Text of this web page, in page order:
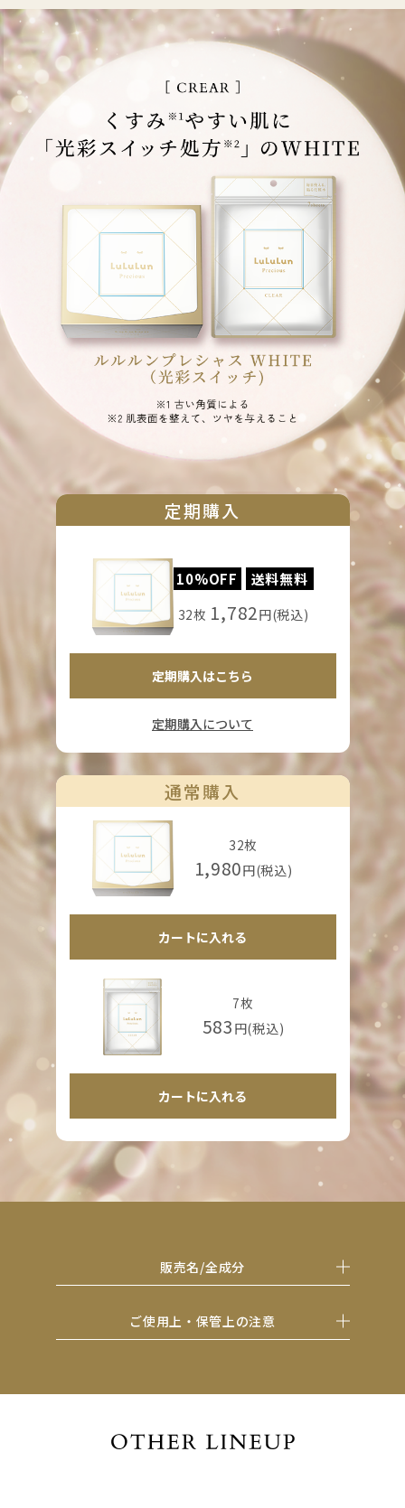
定期購入
10%OFF 送料無料
32枚 1,782円(税込)
定期購入はこちら
定期購入について
通常購入
32枚
1,980円(税込)
カートに入れる
7枚
583 円(税込)
カートに入れる
販売名/全成分
ご使用上・保管上の注意